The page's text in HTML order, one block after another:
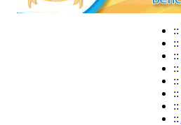
::
::
::
::
::
::
::
::